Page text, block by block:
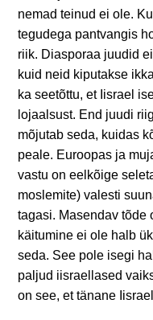
nemad teinud ei ole.
tegudega pantvangis
riik. Diasporaa juudid
kuid neid kiputakse
ka seetõttu, et Iisrael
lojaalsust. End juudi
mõjutab seda, kuidas
peale. Euroopas ja
vastu on eelkõige
moslemite) valesti
tagasi. Masendav tõde
käitumine ei ole halb
seda. See pole isegi
paljud iisraellased
on see, et tänane